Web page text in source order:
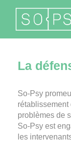
La
So-Psy
rétablissement
problèmes de
So-Psy est
les